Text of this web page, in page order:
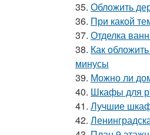
35. Обложить
36. При какой
37. Отделка
38. Как
минусы
39. Можно ли
40. Шкафы для
41. Лучшие
42.